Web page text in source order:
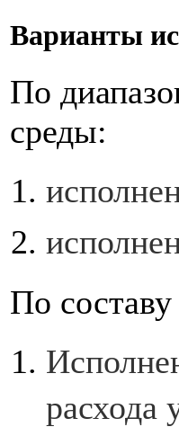
Варианты
По
среды:
По
расхода